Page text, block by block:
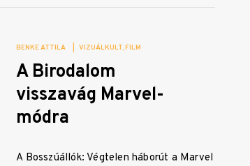
BENKE ATTILA VIZUÁLKULT FILM
A Birodalom
visszavág Marvel-
módra
A Bosszúállók: Végtelen háborút a Marvel